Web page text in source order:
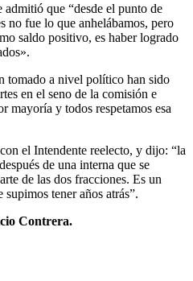
que “desde el punto de
no fue lo que anhelábamos, pero
saldo positivo, es haber logrado
tomado a nivel político han sido
en el seno de la comisión e
mayoría y todos respetamos esa
el Intendente reelecto, y dijo: “la
de una interna que se
de las dos fracciones. Es un
tener años atrás”.
Contrera.